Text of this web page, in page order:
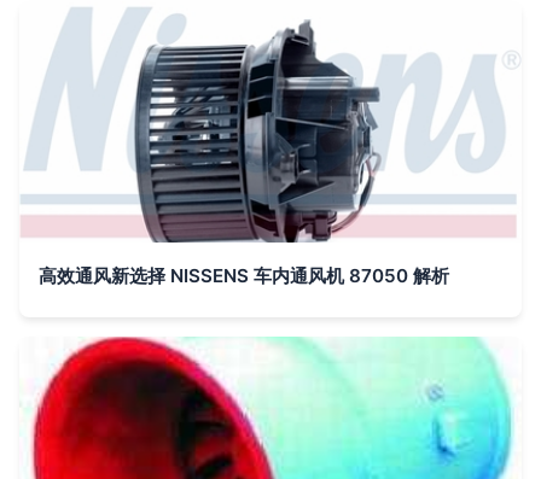
高效通风新选择 NISSENS 车内通风机 87050 解析